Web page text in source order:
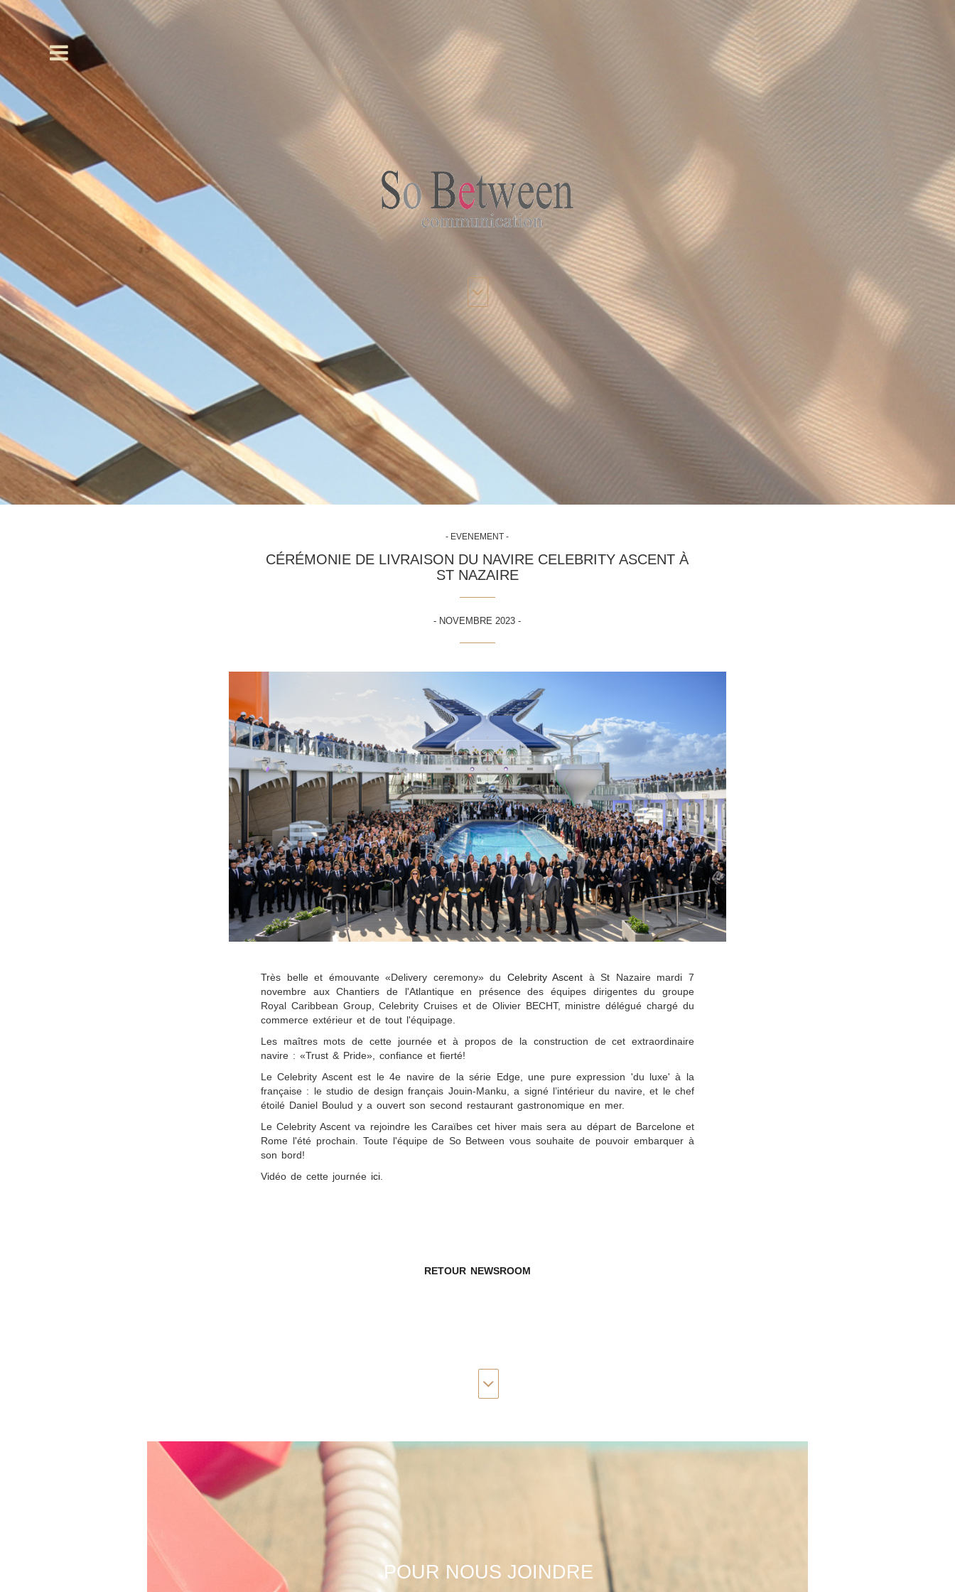
- EVENEMENT -
CÉRÉMONIE DE LIVRAISON DU NAVIRE CELEBRITY ASCENT À
ST NAZAIRE
- NOVEMBRE 2023 -
Très belle et émouvante «Delivery ceremony» du Celebrity Ascent à St Nazaire mardi 7
novembre aux Chantiers de l'Atlantique en présence des équipes dirigentes du groupe
Royal Caribbean Group, Celebrity Cruises et de Olivier BECHT, ministre délégué chargé du
commerce extérieur et de tout l'équipage.
Les maîtres mots de cette journée et à propos de la construction de cet extraordinaire
navire : «Trust & Pride», confiance et fierté!
Le Celebrity Ascent est le 4e navire de la série Edge, une pure expression 'du luxe' à la
française : le studio de design français Jouin-Manku, a signé l’intérieur du navire, et le chef
étoilé Daniel Boulud y a ouvert son second restaurant gastronomique en mer.
Le Celebrity Ascent va rejoindre les Caraïbes cet hiver mais sera au départ de Barcelone et
Rome l'été prochain. Toute l'équipe de So Between vous souhaite de pouvoir embarquer à
son bord!
Vidéo de cette journée ici.
RETOUR NEWSROOM
POUR NOUS JOINDRE